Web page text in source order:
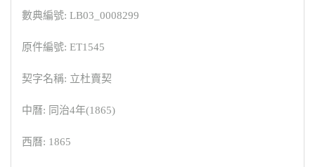
數典編號: LB03_0008299
原件編號: ET1545
契字名稱: 立杜賣契
中曆: 同治4年(1865)
西曆: 1865